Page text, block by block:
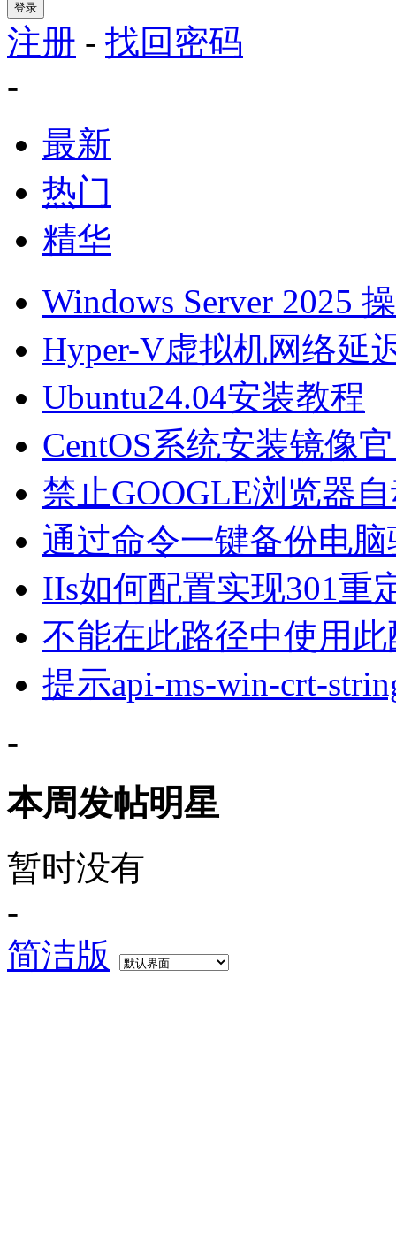
注册 - 找回密码
-
最新
热门
精华
Windows Server 2025
Hyper-V虚拟机网络延
Ubuntu24.04安装教程
CentOS系统安装镜像
禁止GOOGLE浏览器
通过命令一键备份电脑
IIs如何配置实现301重
不能在此路径中使用此
提示api-ms-win-crt-
-
本周发帖明星
暂时没有
-
简洁版